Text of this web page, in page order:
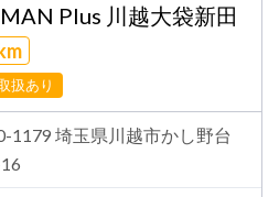
Plus 川越大袋新田
扱あり
1179 埼玉県川越市かし野台